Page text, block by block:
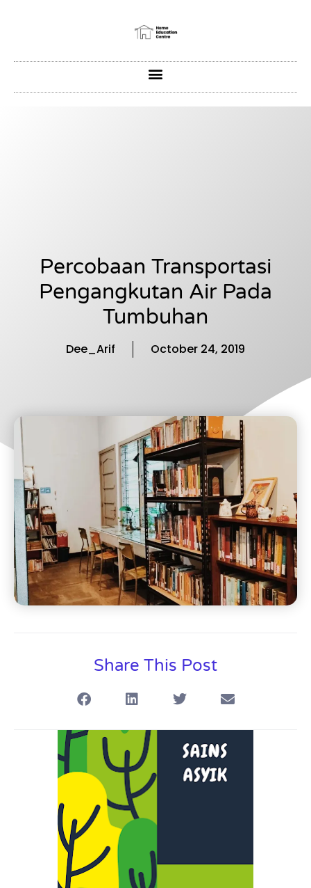
Percobaan Transportasi
Pengangkutan Air Pada
Tumbuhan
Dee_Arif October 24, 2019
Share This Post